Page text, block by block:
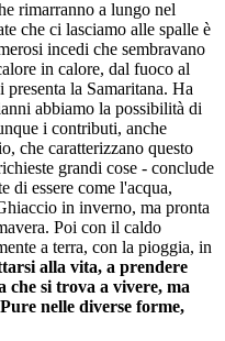
rimarranno a lungo nel
che ci lasciamo alle spalle è
incedi che sembravano
in calore, dal fuoco al
la Samaritana. Ha
abbiamo la possibilità di
i contributi, anche
che caratterizzano questo
grandi cose - conclude
di essere come l'acqua,
in inverno, ma pronta
Poi con il caldo
a terra, con la pioggia, in
alla vita, a prendere
che si trova a vivere, ma
nelle diverse forme,